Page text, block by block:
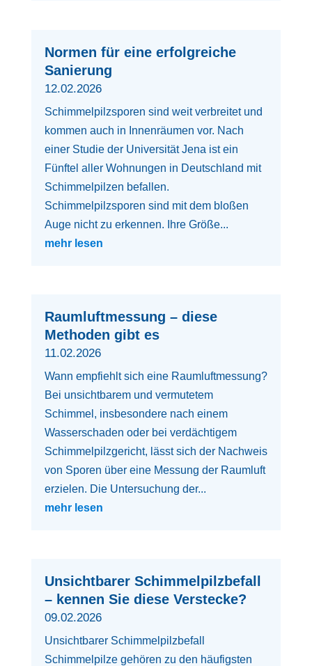
Normen für eine erfolgreiche
Sanierung
12.02.2026
Schimmelpilzsporen sind weit verbreitet und
kommen auch in Innenräumen vor. Nach
einer Studie der Universität Jena ist ein
Fünftel aller Wohnungen in Deutschland mit
Schimmelpilzen befallen.
Schimmelpilzsporen sind mit dem bloßen
Auge nicht zu erkennen. Ihre Größe...
mehr lesen
Raumluftmessung – diese
Methoden gibt es
11.02.2026
Wann empfiehlt sich eine Raumluftmessung?
Bei unsichtbarem und vermutetem
Schimmel, insbesondere nach einem
Wasserschaden oder bei verdächtigem
Schimmelpilzgericht, lässt sich der Nachweis
von Sporen über eine Messung der Raumluft
erzielen. Die Untersuchung der...
mehr lesen
Unsichtbarer Schimmelpilzbefall
– kennen Sie diese Verstecke?
09.02.2026
Unsichtbarer Schimmelpilzbefall
Schimmelpilze gehören zu den häufigsten